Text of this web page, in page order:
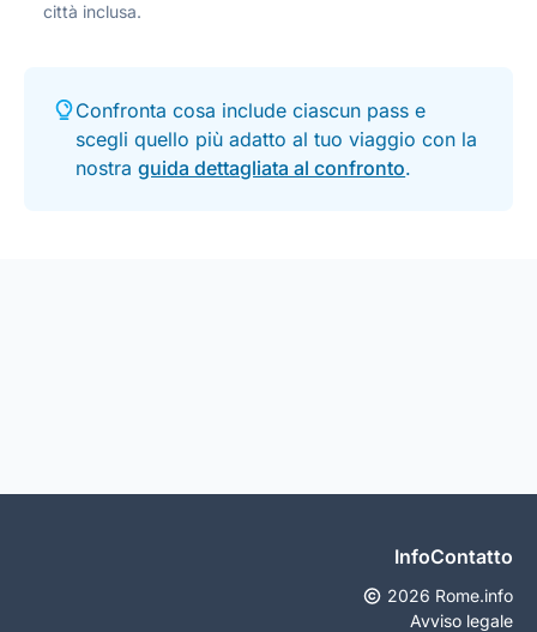
città inclusa.
Confronta cosa include ciascun pass e
scegli quello più adatto al tuo viaggio con la
nostraguida dettagliata al confronto.
InfoContatto
2026 Rome.info
Avviso legale